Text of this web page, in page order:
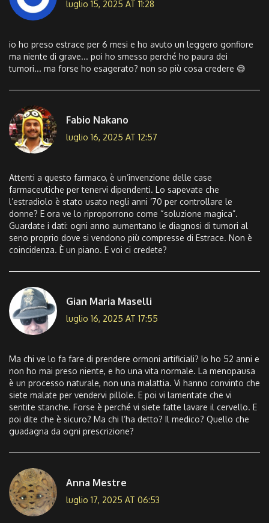
luglio 15, 2025 AT 11:28
io ho preso estrace per 6 mesi e ho avuto un leggero gonfiore
ma niente di grave... poi ho smesso perché ho paura dei
tumori... ma forse ho esagerato? non so più cosa credere 😅
Fabio Nakano
luglio 16, 2025 AT 12:57
Attenti a questo farmaco, è un’invenzione delle case
farmaceutiche per tenervi dipendenti. Lo sapevate che
l’estradiolo è stato usato negli anni ‘70 per controllare le
donne? E ora ve lo riproporrono come “soluzione magica”.
Guardate i dati: ogni anno aumentano le diagnosi di tumori al
seno proprio dove si vendono più compresse di Estrace. Non è
coincidenza. È un piano. E voi ci credete?
Gian Maria Maselli
luglio 16, 2025 AT 17:55
Ma chi ve lo fa fare di prendere ormoni artificiali? Io ho 52 anni e
non ho mai preso niente, e ho una vita normale. La menopausa
è un processo naturale, non una malattia. Vi hanno convinto che
siete malate per vendervi pillole. E poi vi lamentate che vi
sentite stanche. Forse è perché vi siete fatte lavare il cervello. E
poi dite che è sicuro? Ma chi l’ha detto? Il medico? Quello che
guadagna da ogni prescrizione?
Anna Mestre
luglio 17, 2025 AT 06:53